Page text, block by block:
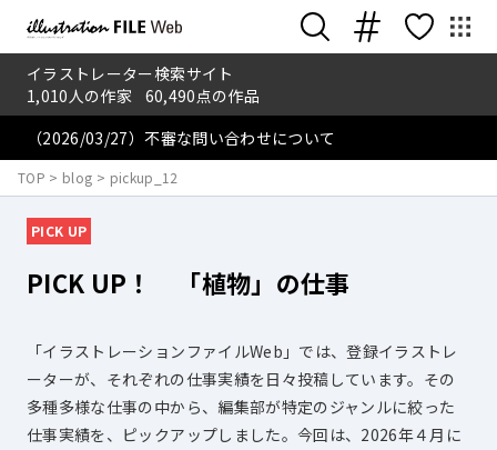
イラストレーター検索サイト
1,010人の作家 60,490点の作品
（2026/03/27）不審な問い合わせについて
TOP > blog > pickup_12
PICK UP
PICK UP！ 「植物」の仕事
「イラストレーションファイルWeb」では、登録イラストレ
ーターが、それぞれの仕事実績を日々投稿しています。その
多種多様な仕事の中から、編集部が特定のジャンルに絞った
仕事実績を、ピックアップしました。今回は、2026年４月に